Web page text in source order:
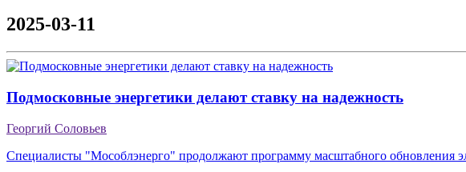
2025-03-11
Подмосковные энергетики делают ставку на надежность
Георгий Соловьев
Специалисты "Мособлэнерго" продолжают программу масштабного обновления